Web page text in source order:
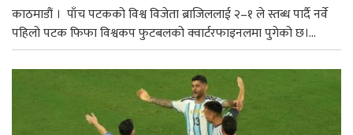
काठमाडौं । पाँच पटकको विश्व विजेता ब्राजिललाई २–१ ले स्तब्ध पार्दै नर्वे
पहिलो पटक फिफा विश्वकप फुटबलको क्वार्टरफाइनलमा पुगेको छ।...